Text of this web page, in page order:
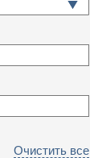
Очистить все